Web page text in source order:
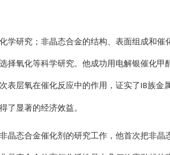
学研究；非晶态合金的结构、表面组成和催
择氧化等科学研究。他成功用电解银催化甲
表层氧在催化反应中的作用，证实了IB族金
了显著的经济效益。
晶态合金催化剂的研究工作，他首次把非晶